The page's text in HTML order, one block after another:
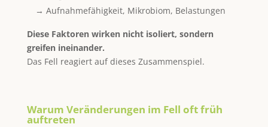
→ Aufnahmefähigkeit, Mikrobiom, Belastungen
Diese Faktoren wirken nicht isoliert, sondern
greifen ineinander.
Das Fell reagiert auf dieses Zusammenspiel.
Warum Veränderungen im Fell oft früh
auftreten